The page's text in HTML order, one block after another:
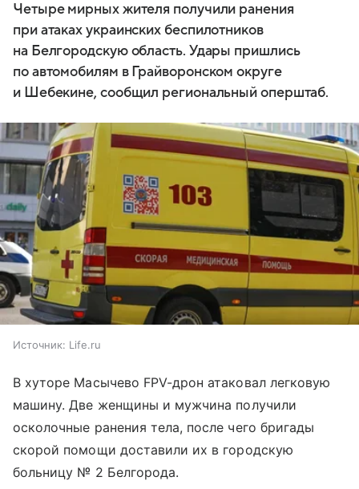
Четыре мирных жителя получили ранения
при атаках украинских беспилотников
на Белгородскую область. Удары пришлись
по автомобилям в Грайворонском округе
и Шебекине, сообщил региональный оперштаб.
Источник: Life.ru
В хуторе Масычево FPV-дрон атаковал легковую
машину. Две женщины и мужчина получили
осколочные ранения тела, после чего бригады
скорой помощи доставили их в городскую
больницу № 2 Белгорода.